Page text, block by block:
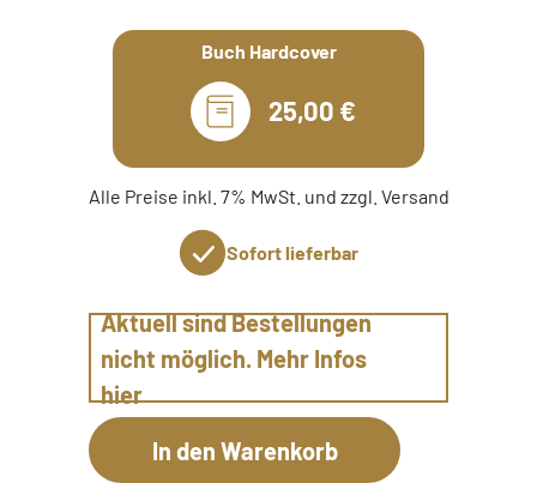
Buch Hardcover
25,00 €
Alle Preise inkl. 7% MwSt. und zzgl. Versand
Sofort lieferbar
Aktuell sind Bestellungen
nicht möglich. Mehr Infos
hier